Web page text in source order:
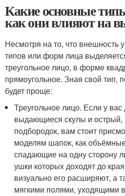
Какие основные
как они влияют на
Несмотря на то, что внешность
типов или форм лица
треугольное лицо, в форме
прямоугольное. Зная свой тип,
будет проще:
Треугольное лицо. Если у
выдающиеся скулы и острый,
подбородок, вам стоит
моделям шапок, как
спадающие на одну сторону
ушки которых доходят до
визуально его расширяют, а
мягкими полями, уходящими